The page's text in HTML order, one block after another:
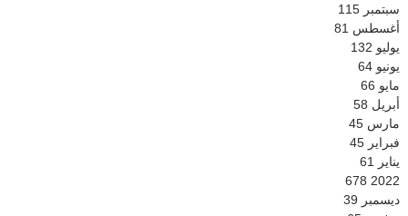
سبتمبر 115
أغسطس 81
يوليو 132
يونيو 64
مايو 66
أبريل 58
مارس 45
فبراير 45
يناير
61
2022
678
ديسمبر 39